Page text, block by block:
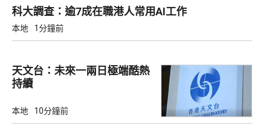
科大調查：逾7成在職港人常用AI工作
本地 1分鐘前
天文台：未來一兩日極端酷熱
持續
本地 10分鐘前